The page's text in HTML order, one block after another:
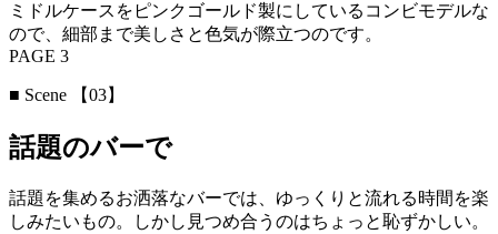
ミドルケースをピンクゴールド製にしているコンビモデルな
ので、細部まで美しさと色気が際立つのです。
PAGE 3
■ Scene 【03】
話題のバーで
話題を集めるお洒落なバーでは、ゆっくりと流れる時間を楽
しみたいもの。しかし見つめ合うのはちょっと恥ずかしい。